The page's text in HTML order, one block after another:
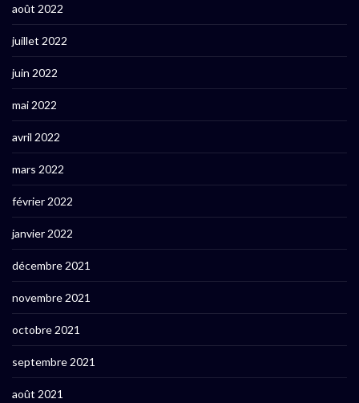
août 2022
juillet 2022
juin 2022
mai 2022
avril 2022
mars 2022
février 2022
janvier 2022
décembre 2021
novembre 2021
octobre 2021
septembre 2021
août 2021